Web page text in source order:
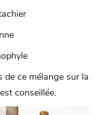
de ce mélange sur la
conseillée.